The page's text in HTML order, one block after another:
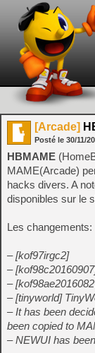
[Arcade]
Posté le 30/11/
HBMAME
MAME(Arcade)
hacks divers. A
disponibles sur le
Les changements:
– [kof97irgc2]
–
–
– [tinyworld]
– It has been
been copied to
– NEWUI has